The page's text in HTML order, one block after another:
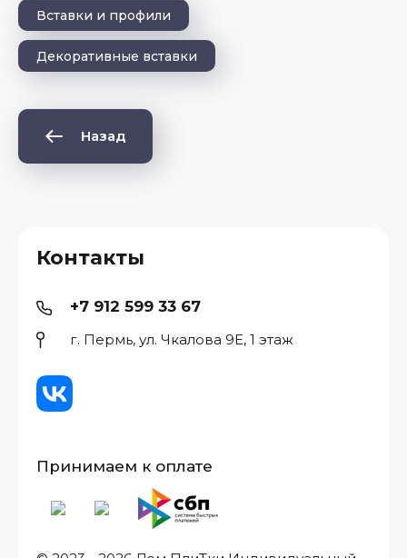
Вставки и профили
Декоративные вставки
Назад
Контакты
+7 912 599 33 67
г. Пермь, ул. Чкалова 9Е, 1 этаж
Принимаем к оплате